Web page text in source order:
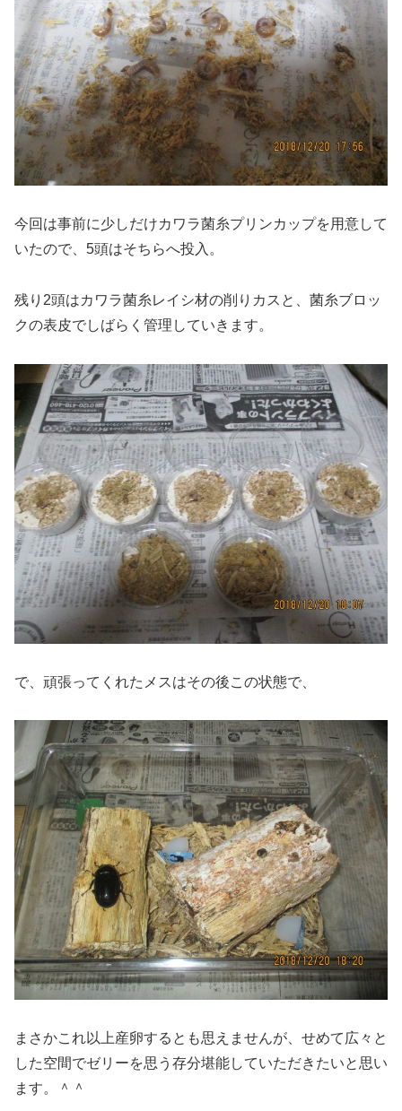
今回は事前に少しだけカワラ菌糸プリンカップを用意して
いたので、5頭はそちらへ投入。
残り2頭はカワラ菌糸レイシ材の削りカスと、菌糸ブロッ
クの表皮でしばらく管理していきます。
で、頑張ってくれたメスはその後この状態で、
まさかこれ以上産卵するとも思えませんが、せめて広々と
した空間でゼリーを思う存分堪能していただきたいと思い
ます。＾＾